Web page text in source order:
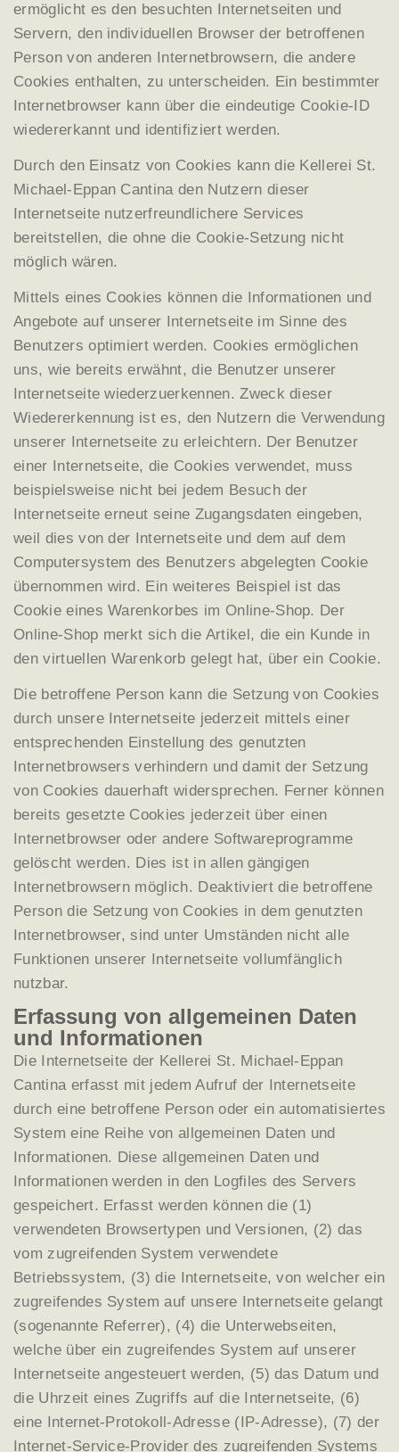
ermöglicht es den besuchten Internetseiten und
Servern, den individuellen Browser der betroffenen
Person von anderen Internetbrowsern, die andere
Cookies enthalten, zu unterscheiden. Ein bestimmter
Internetbrowser kann über die eindeutige Cookie-ID
wiedererkannt und identifiziert werden.
Durch den Einsatz von Cookies kann die Kellerei St.
Michael-Eppan Cantina den Nutzern dieser
Internetseite nutzerfreundlichere Services
bereitstellen, die ohne die Cookie-Setzung nicht
möglich wären.
Mittels eines Cookies können die Informationen und
Angebote auf unserer Internetseite im Sinne des
Benutzers optimiert werden. Cookies ermöglichen
uns, wie bereits erwähnt, die Benutzer unserer
Internetseite wiederzuerkennen. Zweck dieser
Wiedererkennung ist es, den Nutzern die Verwendung
unserer Internetseite zu erleichtern. Der Benutzer
einer Internetseite, die Cookies verwendet, muss
beispielsweise nicht bei jedem Besuch der
Internetseite erneut seine Zugangsdaten eingeben,
weil dies von der Internetseite und dem auf dem
Computersystem des Benutzers abgelegten Cookie
übernommen wird. Ein weiteres Beispiel ist das
Cookie eines Warenkorbes im Online-Shop. Der
Online-Shop merkt sich die Artikel, die ein Kunde in
den virtuellen Warenkorb gelegt hat, über ein Cookie.
Die betroffene Person kann die Setzung von Cookies
durch unsere Internetseite jederzeit mittels einer
entsprechenden Einstellung des genutzten
Internetbrowsers verhindern und damit der Setzung
von Cookies dauerhaft widersprechen. Ferner können
bereits gesetzte Cookies jederzeit über einen
Internetbrowser oder andere Softwareprogramme
gelöscht werden. Dies ist in allen gängigen
Internetbrowsern möglich. Deaktiviert die betroffene
Person die Setzung von Cookies in dem genutzten
Internetbrowser, sind unter Umständen nicht alle
Funktionen unserer Internetseite vollumfänglich
nutzbar.
Erfassung von allgemeinen Daten
und Informationen
Die Internetseite der Kellerei St. Michael-Eppan
Cantina erfasst mit jedem Aufruf der Internetseite
durch eine betroffene Person oder ein automatisiertes
System eine Reihe von allgemeinen Daten und
Informationen. Diese allgemeinen Daten und
Informationen werden in den Logfiles des Servers
gespeichert. Erfasst werden können die (1)
verwendeten Browsertypen und Versionen, (2) das
vom zugreifenden System verwendete
Betriebssystem, (3) die Internetseite, von welcher ein
zugreifendes System auf unsere Internetseite gelangt
(sogenannte Referrer), (4) die Unterwebseiten,
welche über ein zugreifendes System auf unserer
Internetseite angesteuert werden, (5) das Datum und
die Uhrzeit eines Zugriffs auf die Internetseite, (6)
eine Internet-Protokoll-Adresse (IP-Adresse), (7) der
Internet-Service-Provider des zugreifenden Systems